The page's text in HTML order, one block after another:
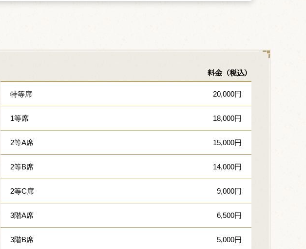
料金（税込）
特等席 20,000円
1等席 18,000円
2等A席 15,000円
2等B席 14,000円
2等C席 9,000円
3階A席 6,500円
3階B席 5,000円